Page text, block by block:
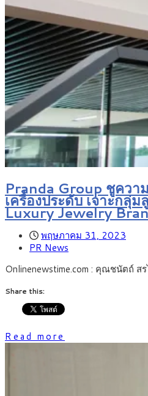
Pranda Group ชูควา
เครื่องประดับ เจาะกลุ่
Luxury Jewelry
พฤษภาคม 31, 2023
PR News
Onlinenewstime.com : คุณชนัตถ์ ส
Share this:
Read more